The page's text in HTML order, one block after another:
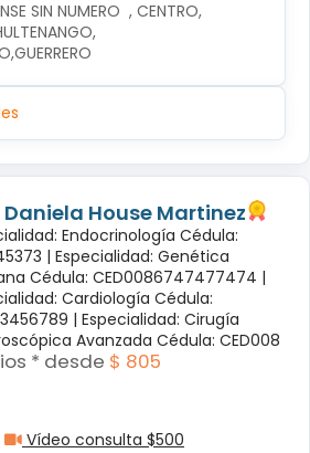
SIN NUMERO  , CENTRO,
Daniela House Martinez
Endocrinología Cédula:
| Especialidad: Genética
Cédula: CED0086747477474 |
Cardiología Cédula:
| Especialidad: Cirugía
Avanzada Cédula: CED008
* desde $ 805
Vídeo consulta $500